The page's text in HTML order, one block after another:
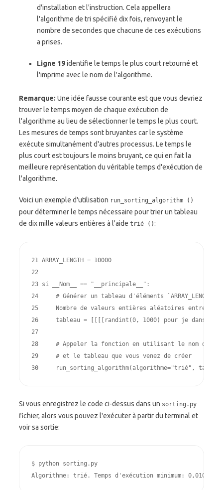
d'installation et l'instruction. Cela appellera
l'algorithme de tri spécifié dix fois, renvoyant le
nombre de secondes que chacune de ces exécutions
a prises.
Ligne 19identifie le temps le plus court retourné et
l'imprime avec le nom de l'algorithme.
Remarque: Une idée fausse courante est que vous devriez
trouver le temps moyen de chaque exécution de
l'algorithme au lieu de sélectionner le temps le plus court.
Les mesures de temps sont bruyantes car le système
exécute simultanément d'autres processus. Le temps le
plus court est toujours le moins bruyant, ce qui en fait la
meilleure représentation du véritable temps d'exécution de
l'algorithme.
Voici un exemple d'utilisation run_sorting_algorithm ()
pour déterminer le temps nécessaire pour trier un tableau
de dix mille valeurs entières à l'aide trié ():
21 ARRAY_LENGTH = 10000
22
23 si __Nom__ == "__principale__" :
24
# Générer un tableau d'éléments `ARRAY_LENGTH`
25
Nombre de valeurs entières aléatoires entre 0
26
tableau = randint (0, 1000) pour je dans
27
28
# Appeler la fonction en utilisant le nom de
29
# et le tableau que vous venez de créer
30
run_sorting_algorithm( algorithme="trié" , tableau
Si vous enregistrez le code ci-dessus dans un sorting.py
fichier, alors vous pouvez l'exécuter à partir du terminal et
voir sa sortie:
$
Algorithme: trié. Temps d'exécution minimum: